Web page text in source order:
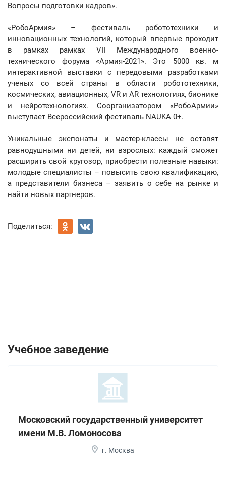
Вопросы подготовки кадров».
«РобоАрмия» – фестиваль робототехники и
инновационных технологий, который впервые проходит
в рамках рамках VII Международного военно-
технического форума «Армия-2021». Это 5000 кв. м
интерактивной выставки с передовыми разработками
ученых со всей страны в области робототехники,
космических, авиационных, VR и AR технологиях, бионике
и нейротехнологиях. Cоорганизатором «РобоАрмии»
выступает Всероссийский фестиваль NAUKA 0+.
Уникальные экспонаты и мастер-классы не оставят
равнодушными ни детей, ни взрослых: каждый сможет
расширить свой кругозор, приобрести полезные навыки:
молодые специалисты – повысить свою квалификацию,
а представители бизнеса – заявить о себе на рынке и
найти новых партнеров.
Поделиться:
Учебное заведение
Московский государственный университет
имени М.В. Ломоносова
г. Москва